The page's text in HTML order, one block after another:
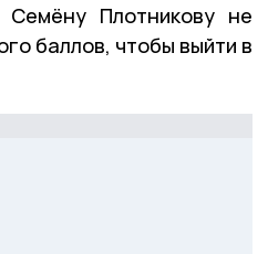
Плотникову не
баллов, чтобы выйти в